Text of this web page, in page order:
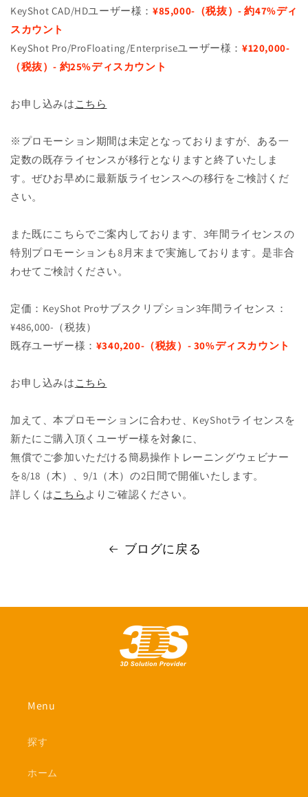
KeyShot CAD/HDユーザー様： ¥85,000-（税抜）- 約47%ディ
スカウント
KeyShot Pro/ProFloating/Enterpriseユーザー様：¥120,000-
（税抜）- 約25%ディスカウント
お申し込みは こちら
※プロモーション期間は未定となっておりますが、ある一
定数の既存ライセンスが移行となりますと終了いたしま
す。ぜひお早めに最新版ライセンスへの移行をご検討くだ
さい。
また既にこちらでご案内しております、3年間ライセンスの
特別プロモーションも8月末まで実施しております。是非合
わせてご検討ください。
定価：KeyShot Proサブスクリプション3年間ライセンス：
¥486,000-（税抜）
既存ユーザー様： ¥340,200-（税抜）- 30%ディスカウント
お申し込みは こちら
加えて、本プロモーションに合わせ、KeyShotライセンスを
新たにご購入頂くユーザー様を対象に、
無償でご参加いただける簡易操作トレーニングウェビナー
を8/18（木）、9/1（木）の2日間で開催いたします。
詳しくはこちら よりご確認ください。
ブログに戻る
Menu
探す
ホーム